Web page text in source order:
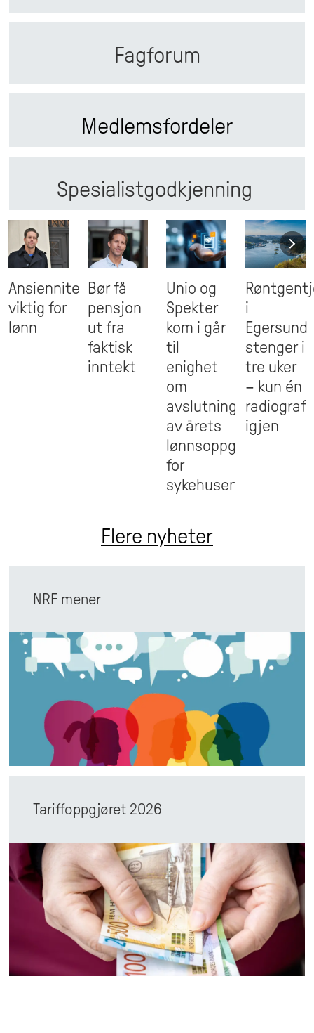
Fagforum
Medlemsfordeler
Spesialistgodkjenning
Ansiennitet
viktig for
lønn
Bør få
pensjon
ut fra
faktisk
inntekt
Unio og
Spekter
kom i går
til
enighet
om
avslutningen
av årets
lønnsoppgjør
for
sykehusene
i
Egersund
stenger i
tre uker
– kun én
radiograf
igjen
Flere nyheter
NRF mener
Tariffoppgjøret 2026